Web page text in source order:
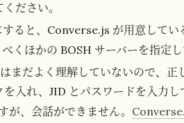
ださい。
すると、Converse.js が用意してい
ほかの BOSH サーバーを指定し
まだよく理解していないので、正
を入れ、JID とパスワードを入力
が、会話ができません。